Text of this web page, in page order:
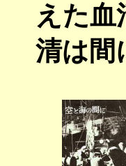
えた
清は間